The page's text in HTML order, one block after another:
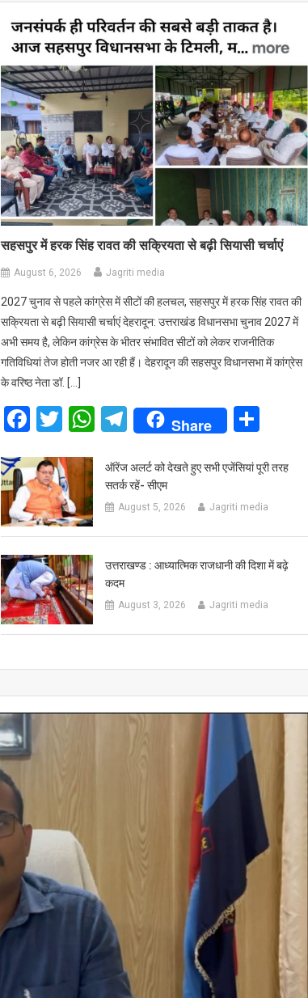
सहसपुर में हरक सिंह रावत की सक्रियता से बढ़ी सियासी चर्चाएं
August 6, 2026 Jagriti media
2027 चुनाव से पहले कांग्रेस में सीटों की हलचल, सहसपुर में हरक सिंह रावत की
सक्रियता से बढ़ी सियासी चर्चाएं देहरादून: उत्तराखंड विधानसभा चुनाव 2027 में
अभी समय है, लेकिन कांग्रेस के भीतर संभावित सीटों को लेकर राजनीतिक
गतिविधियां तेज होती नजर आ रही हैं। देहरादून की सहसपुर विधानसभा में कांग्रेस
के वरिष्ठ नेता डॉ. […]
Facebook
TwitterWhatsApp
Telegram
Share
ऑरेंज अलर्ट को देखते हुए सभी एजेंसियां पूरी तरह
सतर्क रहें- सीएम
August 5, 2026 Jagriti media
उत्तराखण्ड : आध्यात्मिक राजधानी की दिशा में बढ़े
कदम
August 3, 2026 Jagriti media